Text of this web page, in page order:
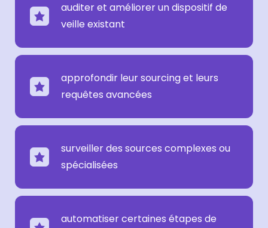
auditer et améliorer un dispositif de
veille existant
approfondir leur sourcing et leurs
requêtes avancées
surveiller des sources complexes ou
spécialisées
automatiser certaines étapes de